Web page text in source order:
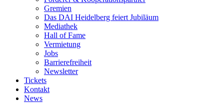
Gremien
Das DAI Heidelberg feiert Jubiläum
Mediathek
Hall of Fame
Vermietung
Jobs
Barrierefreiheit
Newsletter
Tickets
Kontakt
News